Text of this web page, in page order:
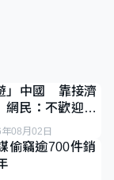
」中國 靠接濟
網民：不歡迎劣
08月02日
偷竊逾700件銷